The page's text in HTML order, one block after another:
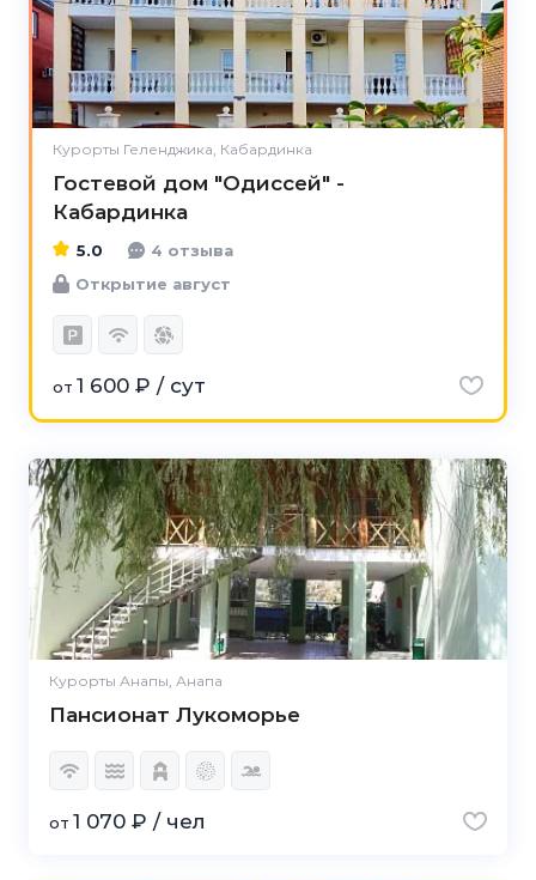
Курорты Геленджика, Кабардинка
Гостевой дом "Одиссей" -
Кабардинка
5.0
4 отзыва
Открытие август
от 1 600 ₽ / сут
Курорты Анапы, Анапа
Пансионат Лукоморье
от 1 070 ₽ / чел